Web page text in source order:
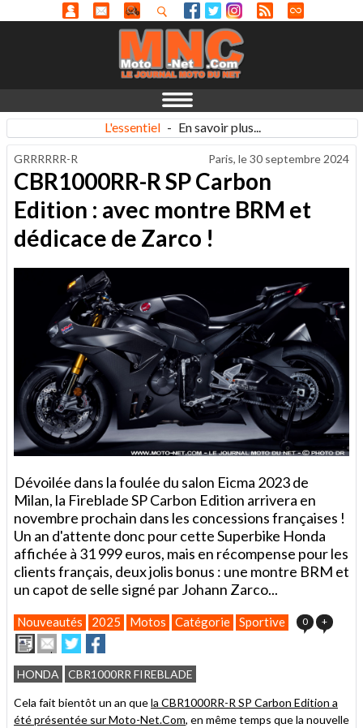
L'essentiel - En savoir plus...
GRRRRRR-R Paris, le30 septembre 2024
CBR1000RR-R SP Carbon
Edition : avec montre BRM et
dédicace de Zarco !
Dévoilée dans la foulée du salon Eicma 2023 de
Milan, la Fireblade SP Carbon Edition arrivera en
novembre prochain dans les concessions françaises !
Un an d'attente donc pour cette Superbike Honda
affichée à 31 999 euros, mais en récompense pour les
clients français, deux jolis bonus : une montre BRM et
un capot de selle signé par Johann Zarco...
Nouveautés 2025 Motos Catégorie Sportive 0 +
ImprimerEnvoyer
cet
article
à
un
ami
Partager
sur
Twitter
sur
Facebook
HONDA CBR1000RR FIREBLADE
Cela fait bientôt un an quela CBR1000RR-R SP Carbon Edition a
été présentée sur Moto-Net.Com, en même temps que la nouvelle